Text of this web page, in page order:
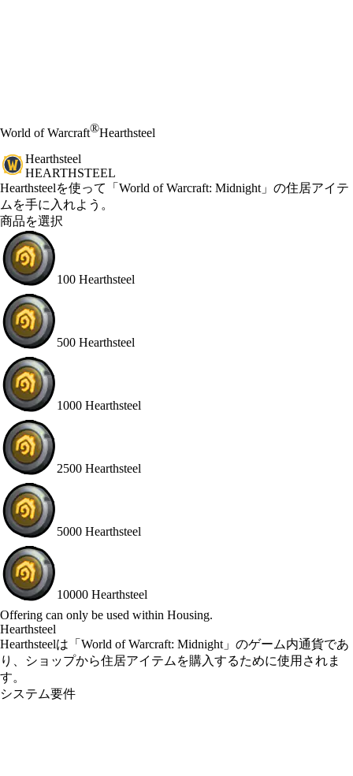
World of Warcraft®Hearthsteel
Hearthsteel
HEARTHSTEEL
Product Notification
Hearthsteelを使って「World of Warcraft: Midnight」の住居アイテ
ムを手に入れよう。
商品を選択
100 Hearthsteel
500 Hearthsteel
1000 Hearthsteel
2500 Hearthsteel
5000 Hearthsteel
10000 Hearthsteel
Available actions
Offering can only be used within Housing.
Hearthsteel
Hearthsteelは「World of Warcraft: Midnight」のゲーム内通貨であ
り、ショップから住居アイテムを購入するために使用されま
す。
システム要件